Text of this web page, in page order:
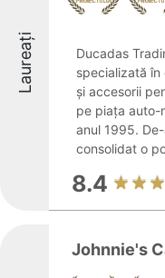
Laureați
Ducadas
specializată
și accesorii
pe piața auto-
anul 1995.
consolidat o
8.4
Johnnie's